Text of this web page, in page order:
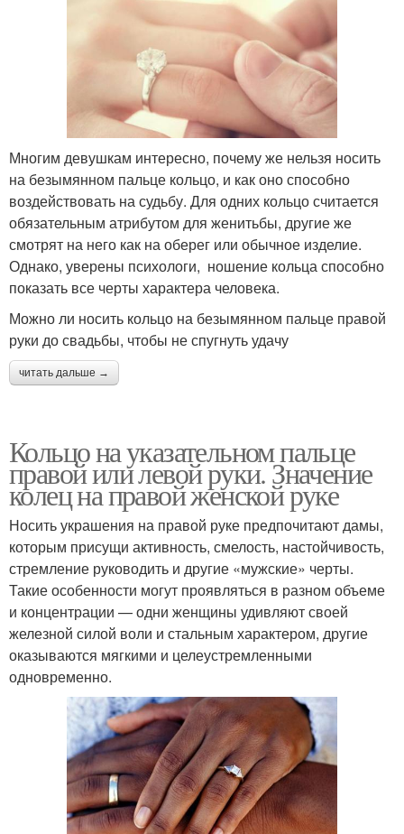
Многим девушкам интересно, почему же нельзя носить
на безымянном пальце кольцо, и как оно способно
воздействовать на судьбу. Для одних кольцо считается
обязательным атрибутом для женитьбы, другие же
смотрят на него как на оберег или обычное изделие.
Однако, уверены психологи, ношение кольца способно
показать все черты характера человека.
Можно ли носить кольцо на безымянном пальце правой
руки до свадьбы, чтобы не спугнуть удачу
читать дальше →
Кольцо на указательном пальце
правой или левой руки. Значение
колец на правой женской руке
Носить украшения на правой руке предпочитают дамы,
которым присущи активность, смелость, настойчивость,
стремление руководить и другие «мужские» черты.
Такие особенности могут проявляться в разном объеме
и концентрации — одни женщины удивляют своей
железной силой воли и стальным характером, другие
оказываются мягкими и целеустремленными
одновременно.